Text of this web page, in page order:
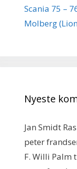
Scania 75 –
Molberg
Nyeste
Jan Smidt
peter
F. Willi Palm